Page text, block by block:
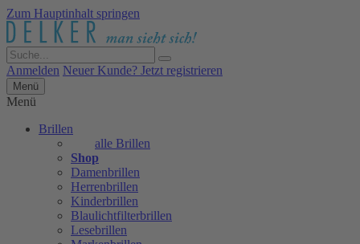
Zum Hauptinhalt springen
Anmelden Neuer Kunde? Jetzt registrieren
Menü
Menü
Brillen
alle Brillen
Shop
Damenbrillen
Herrenbrillen
Kinderbrillen
Blaulichtfilterbrillen
Lesebrillen